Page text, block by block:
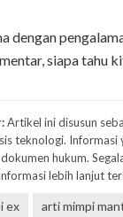
dengan
siapa tahu
Artikel ini disusun
teknologi. Informasi
hukum.
lebih lanjut
ex arti mimpi